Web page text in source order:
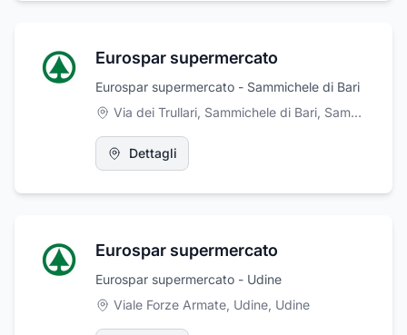
Eurospar supermercato
Eurospar supermercato - Sammichele di Bari
Via dei Trullari, Sammichele di Bari, Sammichele di Bari
Dettagli
Eurospar supermercato
Eurospar supermercato - Udine
Viale Forze Armate, Udine, Udine